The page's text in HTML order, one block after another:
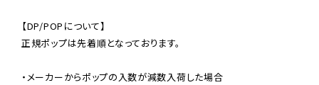
【DP/POPについて】
正規ポップは先着順となっております。
・メーカーからポップの入数が減数入荷した場合